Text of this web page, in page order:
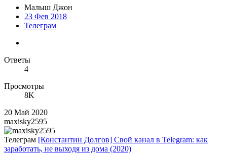
Малыш Джон
23 Фев 2018
Телеграм
Ответы
4
Просмотры
8K
20 Май 2020
maxisky2595
Телеграм [Константин Долгов] Свой канал в Telegram: как
заработать, не выходя из дома (2020)